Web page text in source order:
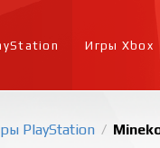
Игры Xbox
PlayStation /